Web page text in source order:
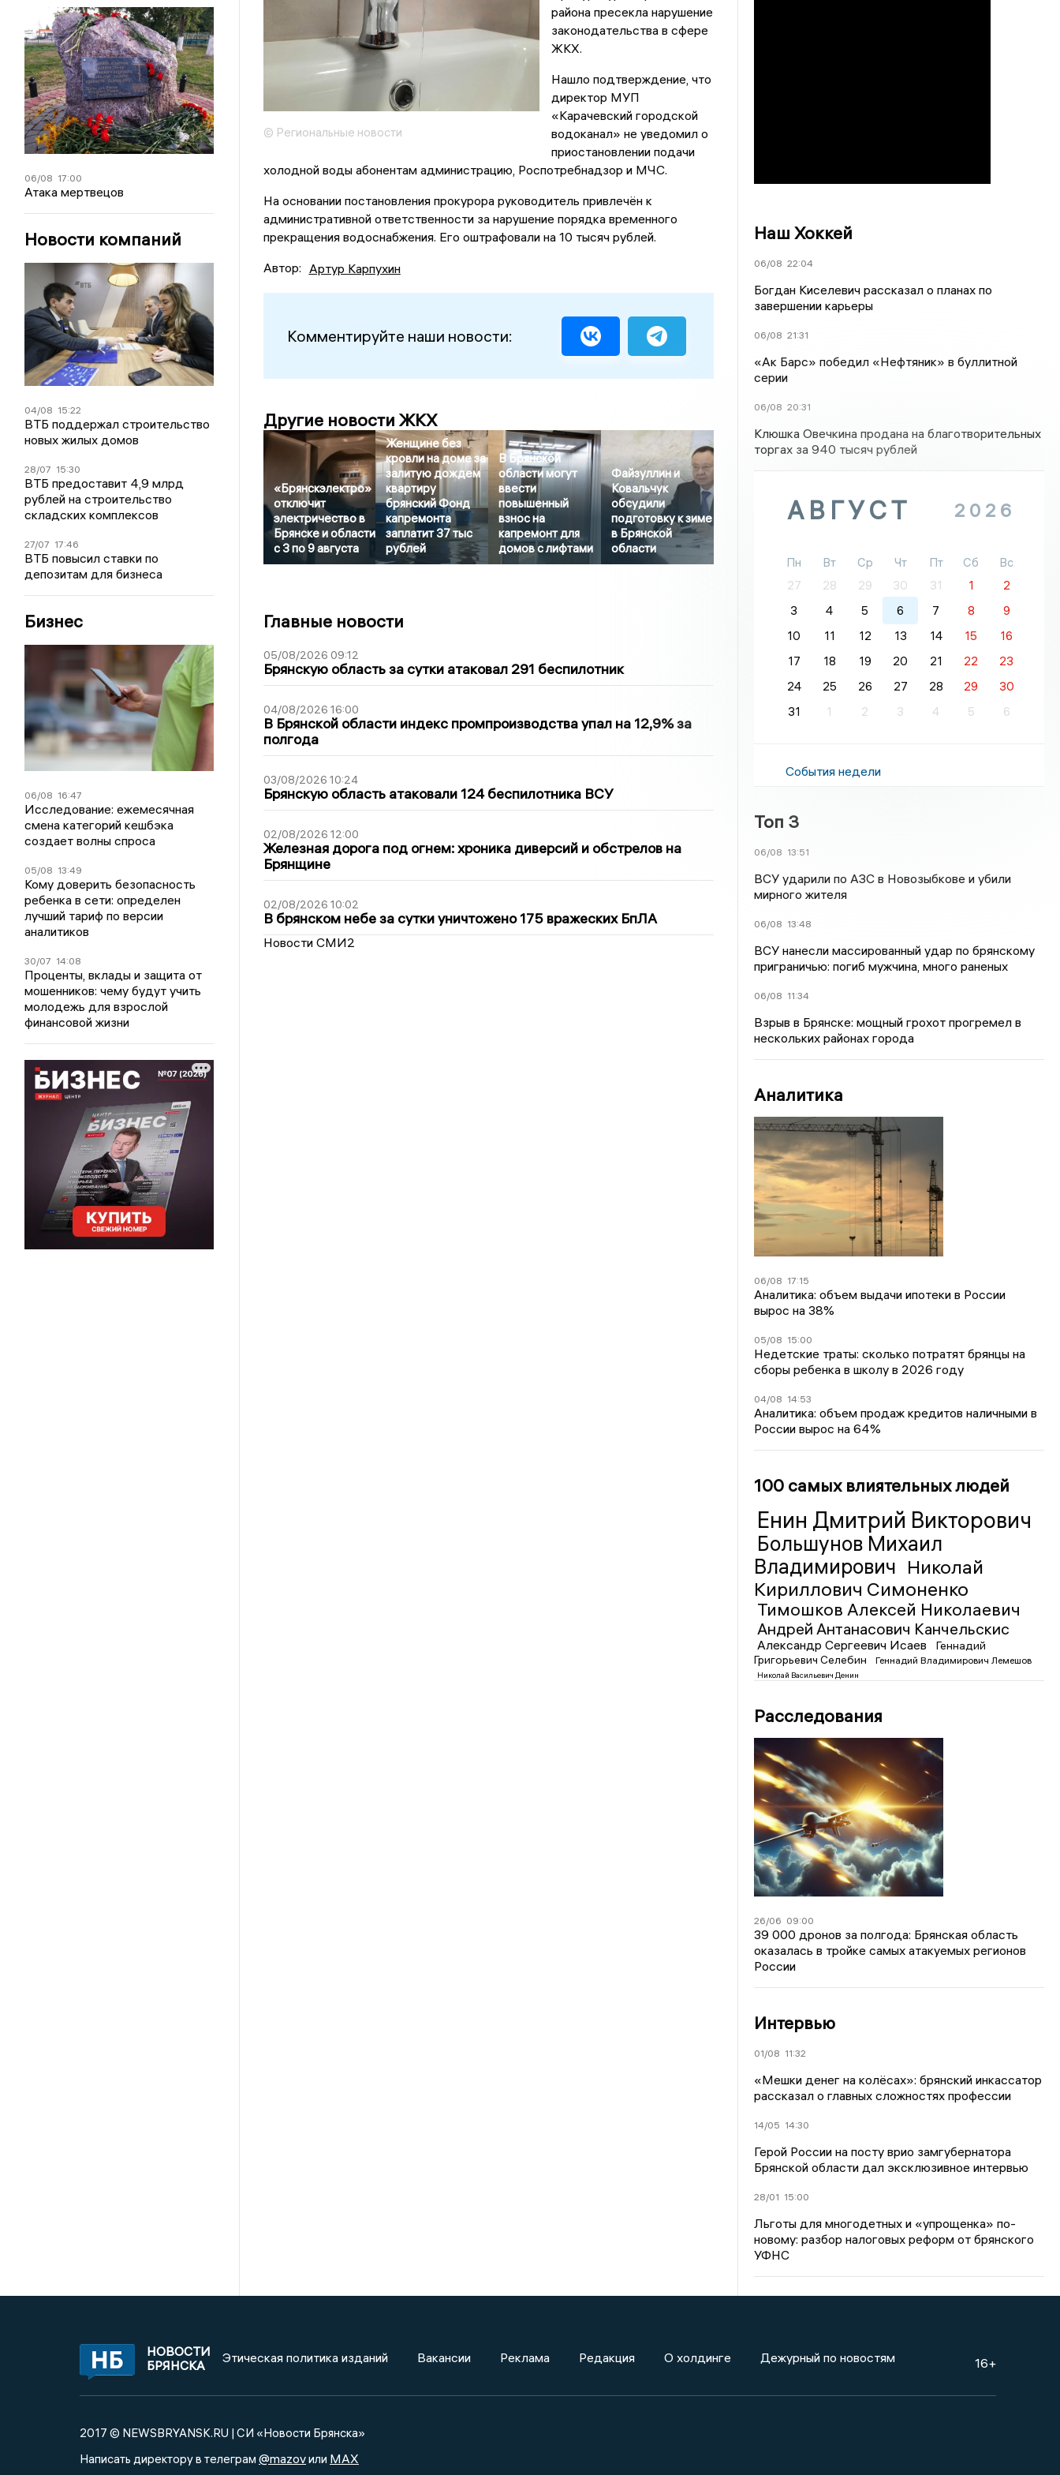
06/08 17:00
Атака мертвецов
Новости компаний
04/08 15:22
ВТБ поддержал строительство
новых жилых домов
28/07 15:30
ВТБ предоставит 4,9 млрд
рублей на строительство
складских комплексов
27/07 17:46
ВТБ повысил ставки по
депозитам для бизнеса
Бизнес
06/08 16:47
Исследование: ежемесячная
смена категорий кешбэка
создает волны спроса
05/08 13:49
Кому доверить безопасность
ребенка в сети: определен
лучший тариф по версии
аналитиков
30/07 14:08
Проценты, вклады и защита от
мошенников: чему будут учить
молодежь для взрослой
финансовой жизни
© Региональные новости
района пресекла нарушение
законодательства в сфере
ЖКХ.
Нашло подтверждение, что
директор МУП
«Карачевский городской
водоканал» не уведомил о
приостановлении подачи
холодной воды абонентам администрацию, Роспотребнадзор и МЧС.
На основании постановления прокурора руководитель привлечён к
административной ответственности за нарушение порядка временного
прекращения водоснабжения. Его оштрафовали на 10 тысяч рублей.
Автор: Артур Карпухин
Комментируйте наши новости:
Другие новости ЖКХ
«Брянскэлектро»
отключит
электричество в
Брянске и области
с 3 по 9 августа
Женщине без
кровли на доме за
залитую дождем
квартиру
брянский Фонд
капремонта
заплатит 37 тыс
рублей
В Брянской
области могут
ввести
повышенный
взнос на
капремонт для
домов с лифтами
Файзуллин и
Ковальчук
обсудили
подготовку к зиме
в Брянской
области
Главные новости
05/08/2026 09:12
Брянскую область за сутки атаковал 291 беспилотник
04/08/2026 16:00
В Брянской области индекс промпроизводства упал на 12,9% за
полгода
03/08/2026 10:24
Брянскую область атаковали 124 беспилотника ВСУ
02/08/2026 12:00
Железная дорога под огнем: хроника диверсий и обстрелов на
Брянщине
02/08/2026 10:02
В брянском небе за сутки уничтожено 175 вражеских БпЛА
Новости СМИ2
Наш Хоккей
06/08 22:04
Богдан Киселевич рассказал о планах по
завершении карьеры
06/08 21:31
«Ак Барс» победил «Нефтяник» в буллитной
серии
06/08 20:31
Клюшка Овечкина продана на благотворительных
торгах за 940 тысяч рублей
АВГУСТ 2026
Пн Вт Ср Чт Пт Сб
Вс
27
28 29 30 31 1
2
3
4 5 6 7 8
9
10
11 12 13 14 15
16
17
18 19 20 21 22
23
24
25 26 27 28 29
30
31
1 2 3 4 5 6
События недели
Топ 3
06/08 13:51
ВСУ ударили по АЗС в Новозыбкове и убили
мирного жителя
06/08 13:48
ВСУ нанесли массированный удар по брянскому
приграничью: погиб мужчина, много раненых
06/08 11:34
Взрыв в Брянске: мощный грохот прогремел в
нескольких районах города
Аналитика
06/08 17:15
Аналитика: объем выдачи ипотеки в России
вырос на 38%
05/08 15:00
Недетские траты: сколько потратят брянцы на
сборы ребенка в школу в 2026 году
04/08 14:53
Аналитика: объем продаж кредитов наличными в
России вырос на 64%
100 самых влиятельных людей
Енин Дмитрий Викторович
Большунов Михаил
Владимирович Николай
Кириллович Симоненко
Тимошков Алексей Николаевич
Андрей Антанасович Канчельскис
Александр Сергеевич Исаев
Геннадий
Григорьевич Селебин
Геннадий Владимирович Лемешов
Николай Васильевич Денин
Расследования
26/06 09:00
39 000 дронов за полгода: Брянская область
оказалась в тройке самых атакуемых регионов
России
Интервью
01/08 11:32
«Мешки денег на колёсах»: брянский инкассатор
рассказал о главных сложностях профессии
14/05 14:30
Герой России на посту врио замгубернатора
Брянской области дал эксклюзивное интервью
28/01 15:00
Льготы для многодетных и «упрощенка» по-
новому: разбор налоговых реформ от брянского
УФНС
НОВОСТИ
БРЯНСКА
Этическая политика изданий Вакансии Реклама Редакция О холдинге Дежурный по новостям 16+
2017 © NEWSBRYANSK.RU | СИ «Новости Брянска»
Написать директору в телеграм @mazovили MAX